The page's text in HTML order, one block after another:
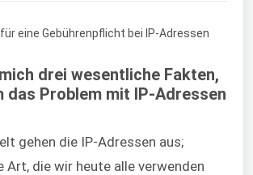
drei wesentliche Fakten,
das Problem mit IP-Adressen
gehen die IP-Adressen aus;
Art, die wir heute alle verwenden